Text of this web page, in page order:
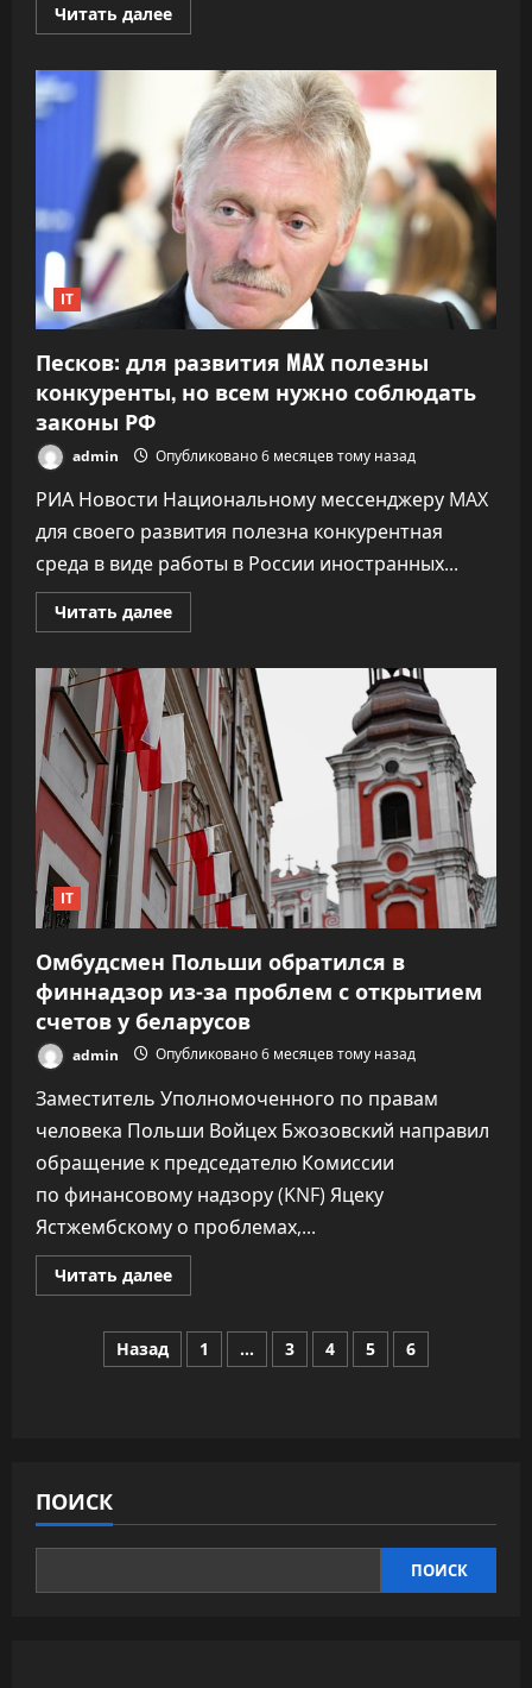
Читать далееПрочитать
больше
бренда
kvitki.by
новый
владелец,
связанный
с
Лукашенко
IT
Песков: для развития MAX полезны
конкуренты, но всем нужно соблюдать
законы РФ
admin Опубликовано 6 месяцев тому назад
РИА Новости Национальному мессенджеру MAX
для своего развития полезна конкурентная
среда в виде работы в России иностранных...
Читать далееПрочитать
больше
для
развития
MAX
полезны
конкуренты,
но
всем
нужно
соблюдать
законы
РФ
IT
Омбудсмен Польши обратился в
финнадзор из-за проблем с открытием
счетов у беларусов
admin Опубликовано 6 месяцев тому назад
Заместитель Уполномоченного по правам
человека Польши Войцех Бжозовский направил
обращение к председателю Комиссии
по финансовому надзору (KNF) Яцеку
Ястжембскому о проблемах,...
Читать далееПрочитать
больше
Польши
обратился
в
беларусов
Пагинация
Назад 1 … 3 4 5 6
ПОИСК
ПОИСК